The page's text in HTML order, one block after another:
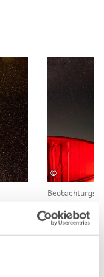
©
sommerlichen